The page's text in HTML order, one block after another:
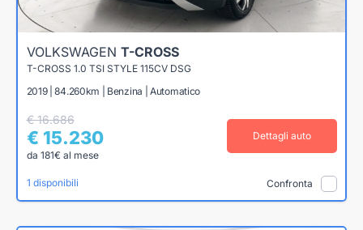
VOLKSWAGEN T-CROSS
T-CROSS 1.0 TSI STYLE 115CV DSG
2019 | 84.260km | Benzina | Automatico
€ 16.686
€ 15.230
da 181€ al mese
Dettagli auto
1 disponibili Confronta